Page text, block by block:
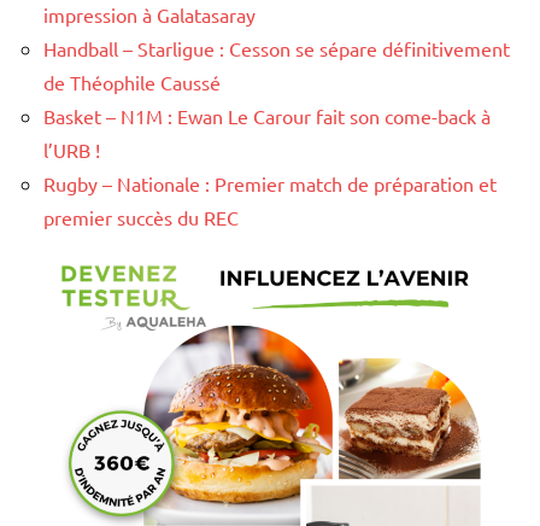
impression à Galatasaray
Handball – Starligue : Cesson se sépare définitivement
de Théophile Caussé
Basket – N1M : Ewan Le Carour fait son come-back à
l’URB !
Rugby – Nationale : Premier match de préparation et
premier succès du REC